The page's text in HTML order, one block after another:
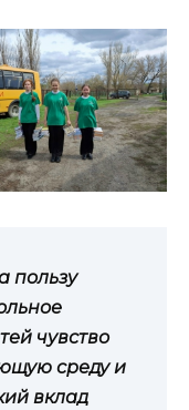
пользу
чувство
среду и
вклад